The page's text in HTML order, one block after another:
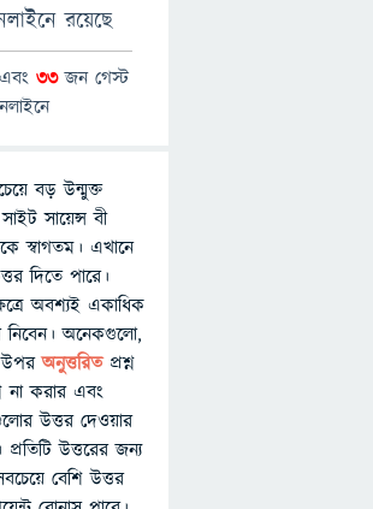
রয়েছে
33জন গেস্ট
বড় উন্মুক্ত
সায়েন্স বী
স্বাগতম। এখানে
দিতে পারে।
অবশ্যই একাধিক
নিবেন। অনেকগুলো,
উপরঅনুত্তরিতপ্রশ্ন
না করার এবং
উত্তর দেওয়ার
প্রতিটি উত্তরের জন্য
বেশি উত্তর